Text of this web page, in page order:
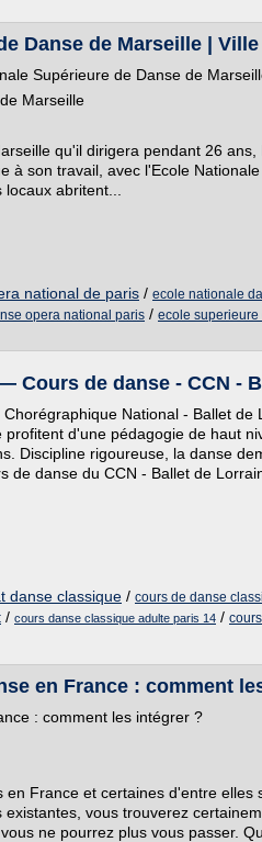
Danse de Marseille | Ville
Supérieure de Danse de
Marseille
qu'il dirigera pendant 26 ans,
à son travail, avec l'Ecole
abritent...
national de paris / ecole nationale
opera national paris / ecole superieure
Cours de danse - CCN -
National - Ballet de
d'une pédagogie de haut
Discipline rigoureuse, la danse
de danse du CCN - Ballet de
danse classique / cours de danse
/ cours danse classique adulte paris 14 /
en France : comment
: comment les intégrer ?
France et certaines d'entre elles
vous trouverez
ne pourrez plus vous passer.